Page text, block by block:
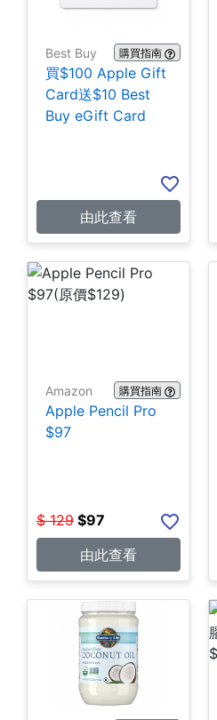
Best Buy 購買指南
買$100 Apple Gift
Card送$10 Best
Buy eGift Card
由此查看
Amazon 購買指南
Apple Pencil Pro
$97
$ 129 $97
由此查看